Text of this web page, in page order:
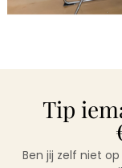
Tip
Ben jij zelf niet